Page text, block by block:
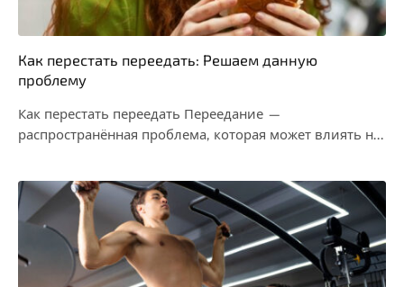
Как перестать переедать: Решаем данную
проблему
Как перестать переедать Переедание —
распространённая проблема, которая может влиять на